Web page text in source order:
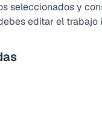
seleccionados y
editar el trabajo